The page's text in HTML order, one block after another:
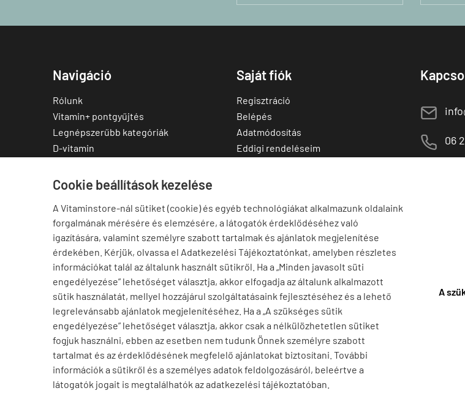
Cookie beállítások kezelése
A Vitaminstore-nál sütiket (cookie) és egyéb technológiákat alkalmazunk oldalaink
forgalmának mérésére és elemzésére, a látogatók érdeklődéséhez való
igazítására, valamint személyre szabott tartalmak és ajánlatok megjelenítése
érdekében. Kérjük, olvassa el Adatkezelési Tájékoztatónkat, amelyben részletes
információkat talál az általunk használt sütikről. Ha a „Minden javasolt süti
engedélyezése” lehetőséget választja, akkor elfogadja az általunk alkalmazott
sütik használatát, mellyel hozzájárul szolgáltatásaink fejlesztéséhez és a lehető
legrelevánsabb ajánlatok megjelenítéséhez. Ha a „A szükséges sütik
engedélyezése” lehetőséget választja, akkor csak a nélkülözhetetlen sütiket
fogjuk használni, ebben az esetben nem tudunk Önnek személyre szabott
tartalmat és az érdeklődésének megfelelő ajánlatokat biztosítani. További
információk a sütikről és a személyes adatok feldolgozásáról, beleértve a
látogatók jogait is megtalálhatók az adatkezelési tájékoztatóban.
A
Navigáció
Rólunk
Vitamin+ pontgyűjtés
Legnépszerűbb kategóriák
D-vitamin
Multivitamin
Cink
Omega-3
Ashwagandha
Elállás a szerződéstől
Saját fiók
Regisztráció
Belépés
Adatmódosítás
Eddigi rendeléseim
E
M 06
vitaminstore.hu - Vitaminstore / Gymstore Hungary-ÁSZF-Adatkezelési tájékoztató
Péter Budapest településről
Vásárolt a webáruházban